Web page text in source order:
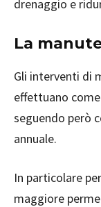
drenaggio e
La
Gli interventi di
effettuano
seguendo però
annuale.
In particolare
maggiore